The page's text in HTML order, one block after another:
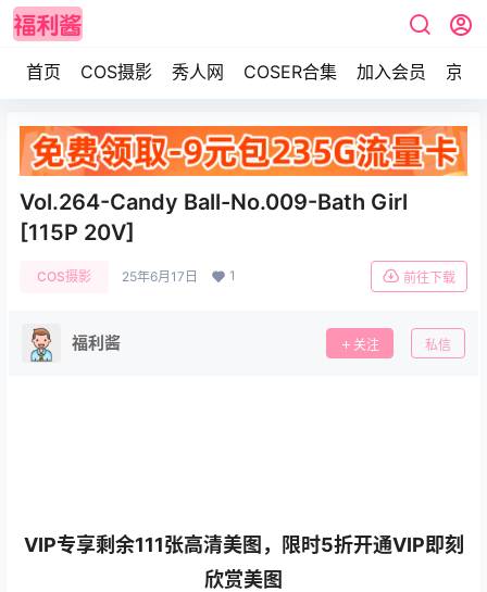
首页 COS摄影 秀人网 COSER合集 加入会员 京东
Vol.264-Candy Ball-No.009-Bath Girl
[115P 20V]
COS摄影 25年6月17日 1 前往下载
福利酱 关注 私信
VIP专享剩余111张高清美图，限时5折开通VIP即刻
欣赏美图